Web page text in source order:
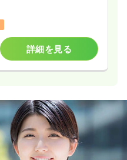
詳細を見る